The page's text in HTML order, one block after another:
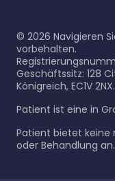
© 2026 Navigieren
vorbehalten.
Geschäftssitz: 128
Königreich, EC1V 2NX.
Patient ist eine in
Patient bietet keine
oder Behandlung an.